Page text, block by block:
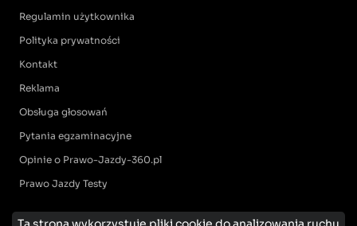
Regulamin użytkownika
Polityka prywatności
Kontakt
Reklama
Obsługa głosowań
Pytania egzaminacyjne
Opinie o Prawo-Jazdy-360.pl
Prawo Jazdy Testy